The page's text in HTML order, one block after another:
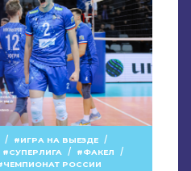
/ ИГРА НА ВЫЕЗДЕ /
СУПЕРЛИГА / ФАКЕЛ /
ЧЕМПИОНАТ РОССИИ